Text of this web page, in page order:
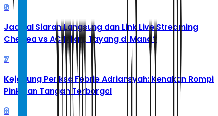
6
Jadwal Siaran Langsung dan Link Live Streaming
Chelsea vs AC Milan, Tayang di Mana?
7
Kejagung Periksa Febrie Adriansyah: Kenakan Rompi
Pink dan Tangan Terborgol
8